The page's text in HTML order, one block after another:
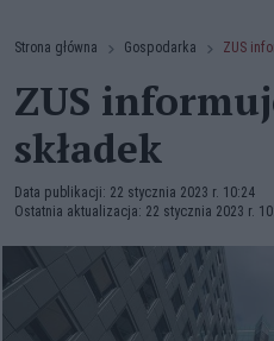
Strona główna Gospodarka ZUS
ZUS
składek
Data publikacji: 22 stycznia 2023 r. 10:24
Ostatnia aktualizacja: 22 stycznia 2023 r.